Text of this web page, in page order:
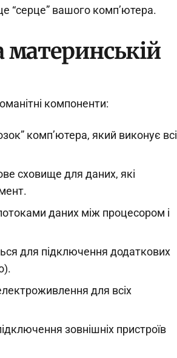
“серце” вашого комп’ютера.
компоненти:
комп’ютера, який виконує всі
сховище для даних, які
даних між процесором і
для підключення додаткових
для всіх
зовнішніх пристроїв